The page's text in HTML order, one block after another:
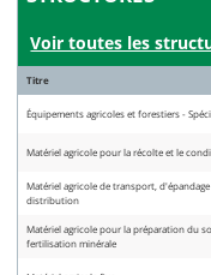
Voir toutes les
Titre
Équipements agricoles et forestiers -
Matériel agricole pour la récolte et le
Matériel agricole de transport,
distribution
Matériel agricole pour la préparation du
fertilisation minérale